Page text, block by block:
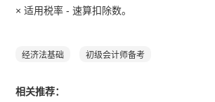
× 适用税率 - 速算扣除数。
经济法基础 初级会计师备考
相关推荐：